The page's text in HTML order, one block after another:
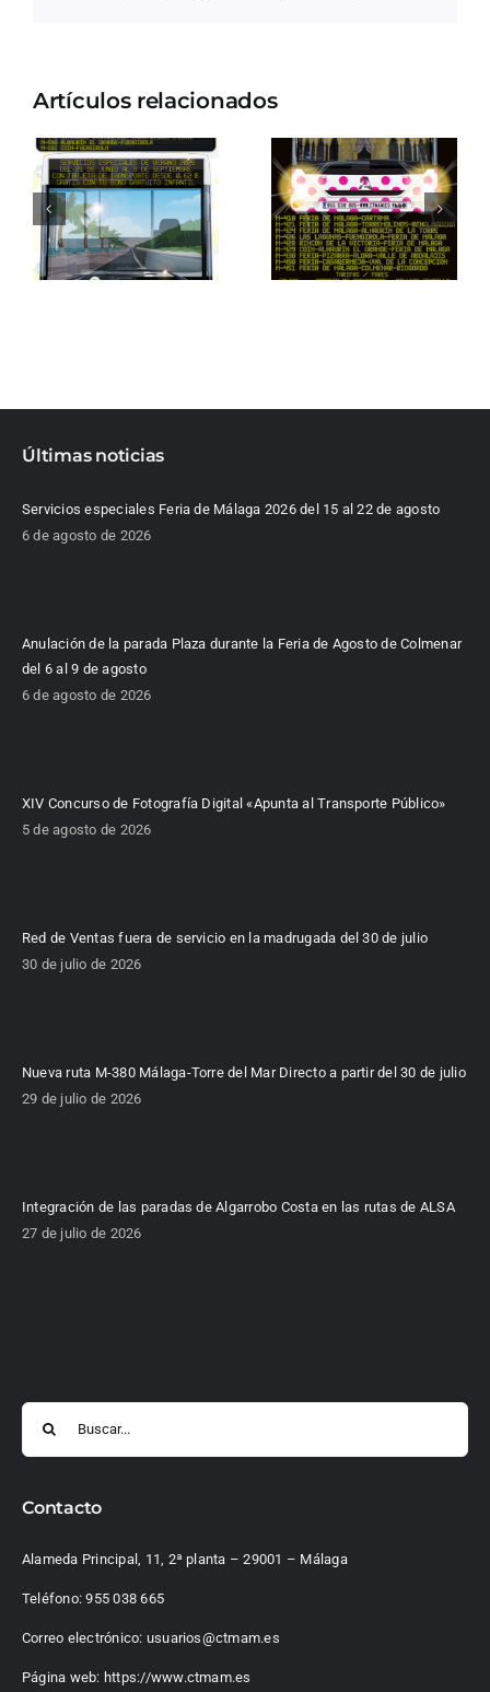
Artículos relacionados
Últimas noticias
Servicios especiales Feria de Málaga 2026 del 15 al 22 de agosto
6 de agosto de 2026
Anulación de la parada Plaza durante la Feria de Agosto de Colmenar
del 6 al 9 de agosto
6 de agosto de 2026
XIV Concurso de Fotografía Digital «Apunta al Transporte Público»
5 de agosto de 2026
Red de Ventas fuera de servicio en la madrugada del 30 de julio
30 de julio de 2026
Nueva ruta M-380 Málaga-Torre del Mar Directo a partir del 30 de julio
29 de julio de 2026
Integración de las paradas de Algarrobo Costa en las rutas de ALSA
27 de julio de 2026
Buscar:
Contacto
Alameda Principal, 11, 2ª planta – 29001 – Málaga
Teléfono:955 038 665
Correo electrónico: usuarios@ctmam.es
Página web: https://www.ctmam.es